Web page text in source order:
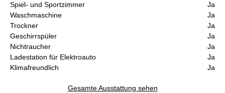
Spiel- und Sportzimmer
Ja
Waschmaschine
Ja
Trockner
Ja
Geschirrspüler
Ja
Nichtraucher
Ja
Ladestation für Elektroauto
Ja
Klimafreundlich
Ja
Gesamte Ausstattung sehen